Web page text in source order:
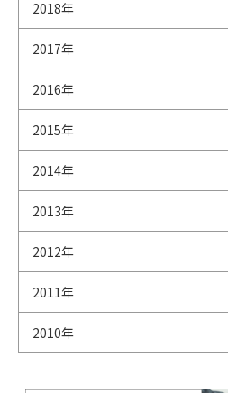
2018年
2017年
2016年
2015年
2014年
2013年
2012年
2011年
2010年